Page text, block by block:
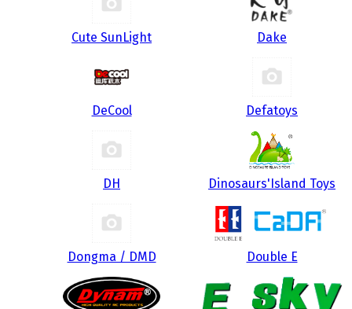
Cute SunLight Dake
DeCool Defatoys
DH Dinosaurs'Island Toys
Dongma / DMD Double E